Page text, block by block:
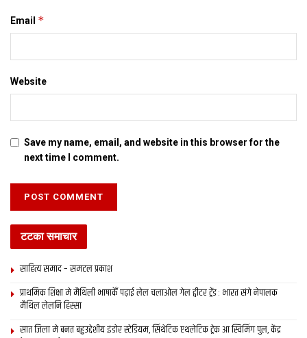
Email *
Website
Save my name, email, and website in this browser for the
next time I comment.
टटका समाचार
साहित्य समाद – समटल प्रकाश
प्राथमिक शि‍क्षा मे मैथि‍ली भाषाकेँ पढ़ाई लेल चलाओल गेल ट्वीटर ट्रेंड : भारत संगे नेपालक
मैथिल लेलनि हिस्सा
सात जिला मे बनत बहुउद्देशीय इंडोर स्‍टेडि‍यम, सिंथेटिक एथलेटिक ट्रेक आ स्विमिंग पुल, केंद्र